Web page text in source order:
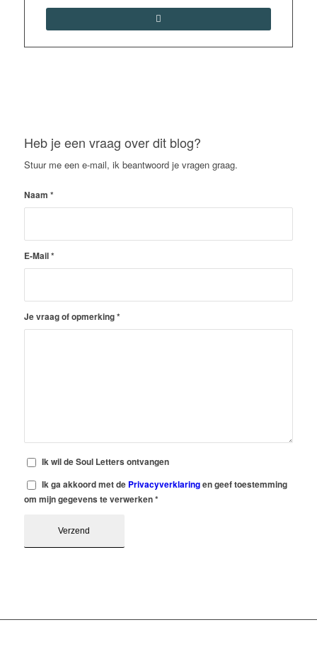
Heb je een vraag over dit blog?
Stuur me een e-mail, ik beantwoord je vragen graag.
Naam *
E-Mail*
Je vraag of opmerking*
Ik wil de Soul Letters ontvangen
Ik ga akkoord met de Privacyverklaringen geef toestemming
om mijn gegevens te verwerken*